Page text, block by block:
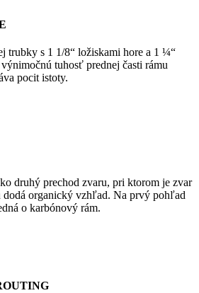
trubky s 1 1/8“ ložiskami hore a 1 ¼“
tuhosť prednej časti rámu
pocit istoty.
druhý prechod zvaru, pri ktorom je zvar
dodá organický vzhľad. Na prvý pohľad
o karbónový rám.